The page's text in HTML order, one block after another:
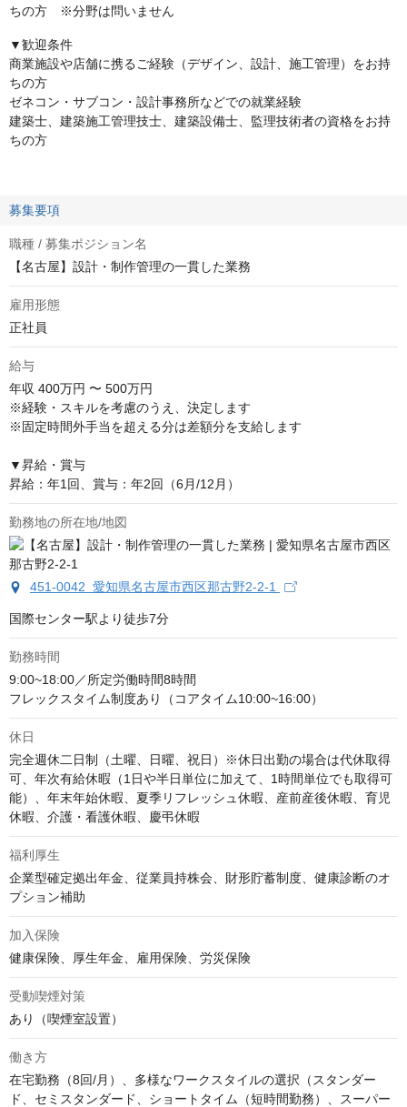
ちの方 ※分野は問いません
▼歓迎条件
商業施設や店舗に携るご経験（デザイン、設計、施工管理）をお持
ちの方
ゼネコン・サブコン・設計事務所などでの就業経験
建築士、建築施工管理技士、建築設備士、監理技術者の資格をお持
ちの方
募集要項
職種 / 募集ポジション名
【名古屋】設計・制作管理の一貫した業務
雇用形態
正社員
給与
年収 400万円 〜 500万円
※経験・スキルを考慮のうえ、決定します
※固定時間外手当を超える分は差額分を支給します
▼昇給・賞与
昇給：年1回、賞与：年2回（6月/12月）
勤務地の所在地/地図
451-0042 愛知県名古屋市西区那古野2-2-1
国際センター駅より徒歩7分
勤務時間
9:00~18:00／所定労働時間8時間
フレックスタイム制度あり（コアタイム10:00~16:00）
休日
完全週休二日制（土曜、日曜、祝日）※休日出勤の場合は代休取得
可、年次有給休暇（1日や半日単位に加えて、1時間単位でも取得可
能）、年末年始休暇、夏季リフレッシュ休暇、産前産後休暇、育児
休暇、介護・看護休暇、慶弔休暇
福利厚生
企業型確定拠出年金、従業員持株会、財形貯蓄制度、健康診断のオ
プション補助
加入保険
健康保険、厚生年金、雇用保険、労災保険
受動喫煙対策
あり（喫煙室設置）
働き方
在宅勤務（8回/月）、多様なワークスタイルの選択（スタンダー
ド、セミスタンダード、ショートタイム（短時間勤務）、スーパー